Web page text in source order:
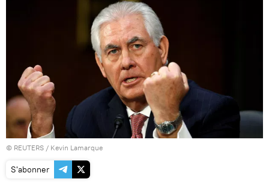
© REUTERS / Kevin Lamarque
S'abonner